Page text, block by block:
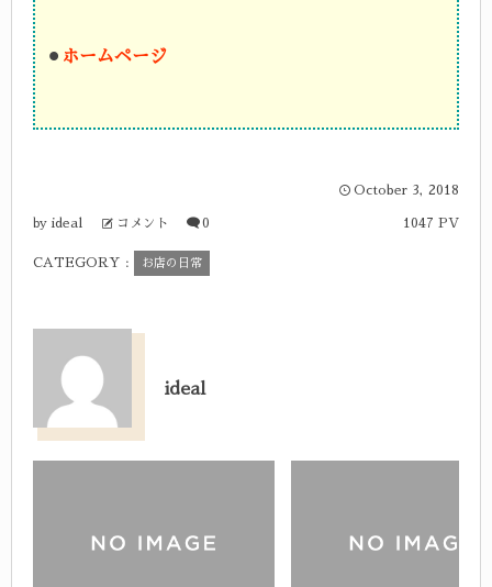
⚫︎ ホームページ
October 3, 2018
by ideal コメント 0 1047 PV
CATEGORY : お店の日常
ideal